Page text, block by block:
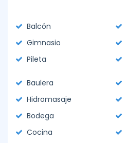
Balcón
Gimnasio
Pileta
Baulera
Hidromasaje
Bodega
Cocina